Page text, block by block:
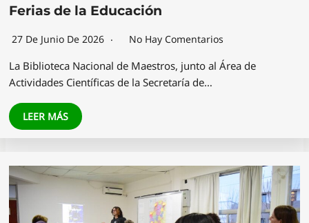
Ferias de la Educación
27 De Junio De 2026 No Hay Comentarios
La Biblioteca Nacional de Maestros, junto al Área de
Actividades Científicas de la Secretaría de…
LEER MÁS